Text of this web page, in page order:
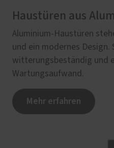
Haustüren aus
Aluminium-Haustüren
und ein modernes Design.
witterungsbeständig und
Wartungsaufwand.
Mehr erfahren